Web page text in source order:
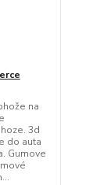
na
3d
do auta
Gumove